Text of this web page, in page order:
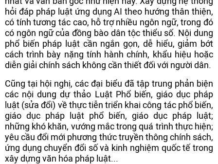
hỏi đáp pháp luật ứng dụng AI theo hướng thân thiện,
có tính tương tác cao, hỗ trợ nhiều ngôn ngữ, trong đó
có ngôn ngữ của đồng bào dân tộc thiểu số. Nội dung
phổ biến pháp luật cần ngắn gọn, dễ hiểu, giảm bớt
cách trình bày nặng tính hành chính, khẩu hiệu hoặc
diễn giải chính sách không cần thiết đối với người dân.
Cũng tại hội nghị, các đại biểu đã tập trung phản biện
các nội dung dự thảo Luật Phổ biến, giáo dục pháp
luật (sửa đổi) về thực tiễn triển khai công tác phổ biến,
giáo dục pháp luật phổ biến, giáo dục pháp luật;
những khó khăn, vướng mắc trong quá trình thực hiện;
yêu cầu đổi mới phương thức truyền thông chính sách,
ứng dụng chuyển đổi số và kinh nghiệm quốc tế trong
xây dựng văn hóa pháp luật...